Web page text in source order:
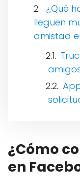
¿Qué
lleguen
amistad
¿Cómo
en